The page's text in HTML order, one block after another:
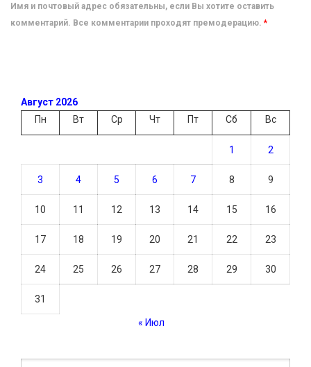
Имя и почтовый адрес обязательны, если Вы хотите оставить
комментарий. Все комментарии проходят премодерацию. *
Август 2026
Пн
Вт Ср Чт Пт Сб Вс
1 2
3 4 5 6 7 8 9
10 11 12 13 14 15 16
17 18 19 20 21 22 23
24 25 26 27 28 29 30
31
« Июл